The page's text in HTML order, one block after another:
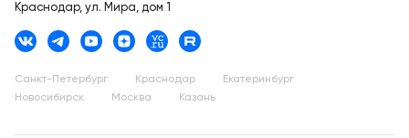
Краснодар, ул. Мира, дом 1
Санкт-Петербург Краснодар
Екатеринбург
Новосибирск
Москва Казань